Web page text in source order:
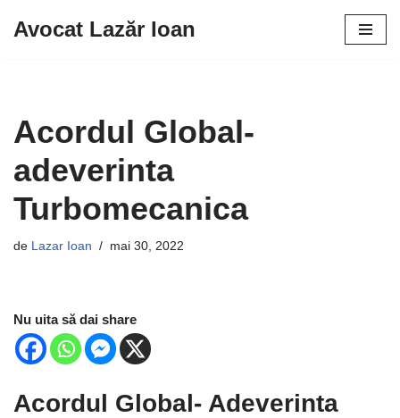
Avocat Lazăr Ioan
Acordul Global-
adeverinta
Turbomecanica
de Lazar Ioan mai 30, 2022
Nu uita să dai share
Acordul Global- Adeverinta